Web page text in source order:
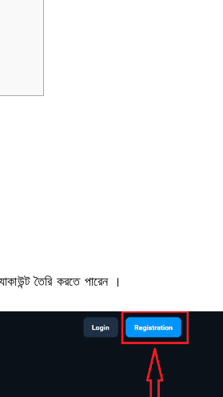
তৈরি করতে পারেন ।